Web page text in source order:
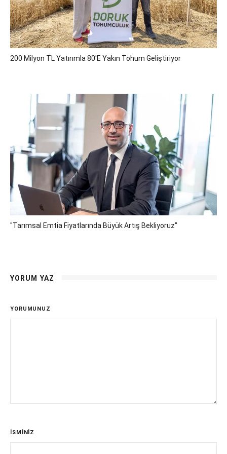
200 Milyon TL Yatırımla 80'e Yakın Tohum Geliştiriyor
"Tarımsal Emtia Fiyatlarında Büyük Artış Bekliyoruz"
YORUM YAZ
YORUMUNUZ
İSMİNİZ